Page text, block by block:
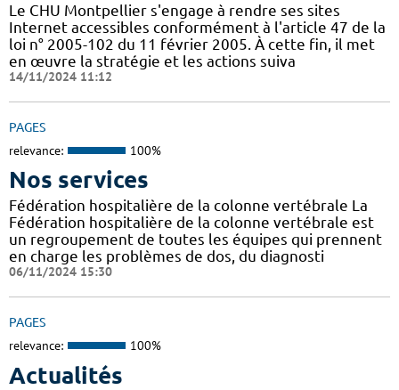
Le CHU Montpellier s'engage à rendre ses sites
Internet accessibles conformément à l'article 47 de la
loi n° 2005-102 du 11 février 2005. À cette fin, il met
en œuvre la stratégie et les actions suiva
14/11/2024 11:12
PAGES
relevance: 100%
Nos services
Fédération hospitalière de la colonne vertébrale La
Fédération hospitalière de la colonne vertébrale est
un regroupement de toutes les équipes qui prennent
en charge les problèmes de dos, du diagnosti
06/11/2024 15:30
PAGES
relevance: 100%
Actualités